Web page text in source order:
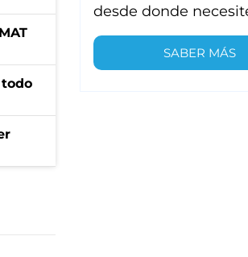
desde donde
SABER MÁS